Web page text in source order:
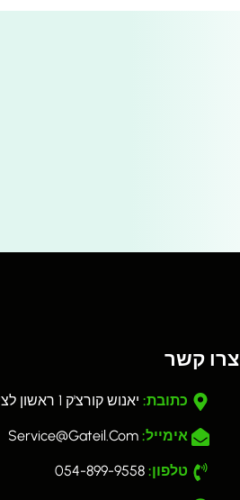
צרו קשר
כתובת: יאנוש קורצ'ק 1 ראשון לציון
אימייל:
טלפון: